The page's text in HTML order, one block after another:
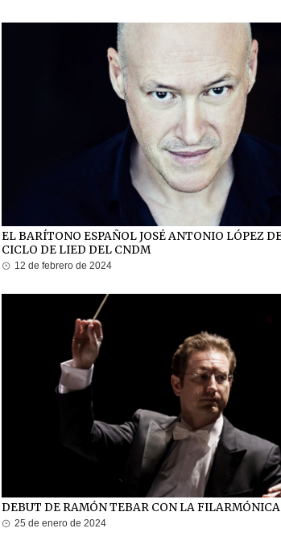
EL BARÍTONO ESPAÑOL JOSÉ ANTONIO LÓPEZ
CICLO DE LIED DEL CNDM
12 de febrero de 2024
DEBUT DE RAMÓN TEBAR CON LA FILARMÓNICA
25 de enero de 2024